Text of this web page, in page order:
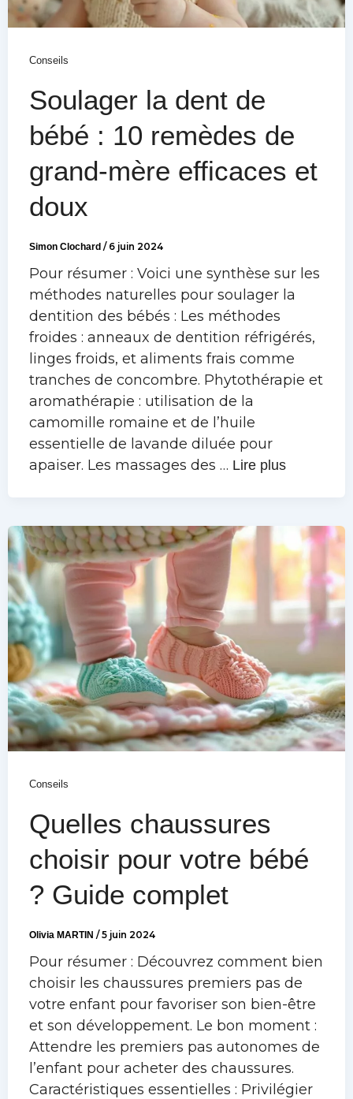
Conseils
Soulager la dent de
bébé : 10 remèdes de
grand-mère efficaces et
doux
Simon Clochard / 6 juin 2024
Pour résumer : Voici une synthèse sur les
méthodes naturelles pour soulager la
dentition des bébés : Les méthodes
froides : anneaux de dentition réfrigérés,
linges froids, et aliments frais comme
tranches de concombre. Phytothérapie et
aromathérapie : utilisation de la
camomille romaine et de l’huile
essentielle de lavande diluée pour
apaiser. Les massages des … Lire plus
Conseils
Quelles chaussures
choisir pour votre bébé
? Guide complet
Olivia MARTIN / 5 juin 2024
Pour résumer : Découvrez comment bien
choisir les chaussures premiers pas de
votre enfant pour favoriser son bien-être
et son développement. Le bon moment :
Attendre les premiers pas autonomes de
l’enfant pour acheter des chaussures.
Caractéristiques essentielles : Privilégier